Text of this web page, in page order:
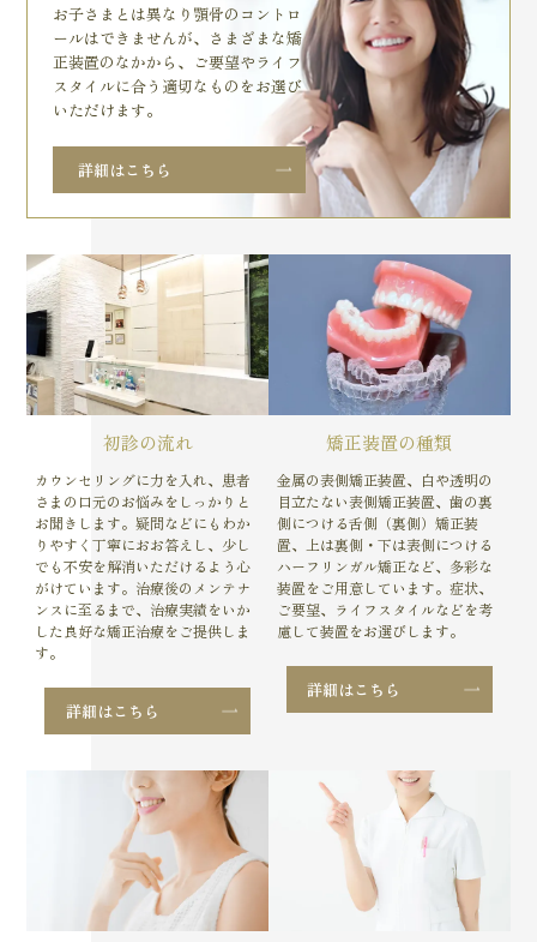
お子さまとは異なり顎骨のコントロ
ールはできませんが、さまざまな矯
正装置のなかから、ご要望やライフ
スタイルに合う適切なものをお選び
いただけます。
詳細はこちら
初診の流れ
カウンセリングに力を入れ、患者
さまの口元のお悩みをしっかりと
お聞きします。疑問などにもわか
りやすく丁寧におお答えし、少し
でも不安を解消いただけるよう心
がけています。治療後のメンテナ
ンスに至るまで、治療実績をいか
した良好な矯正治療をご提供しま
す。
詳細はこちら
矯正装置の種類
金属の表側矯正装置、白や透明の
目立たない表側矯正装置、歯の裏
側につける舌側（裏側）矯正装
置、上は裏側・下は表側につける
ハーフリンガル矯正など、多彩な
装置をご用意しています。症状、
ご要望、ライフスタイルなどを考
慮して装置をお選びします。
詳細はこちら